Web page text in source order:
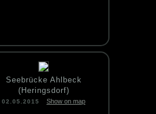
Seebrücke Ahlbeck
(Heringsdorf)
02.05.2015 Show on map